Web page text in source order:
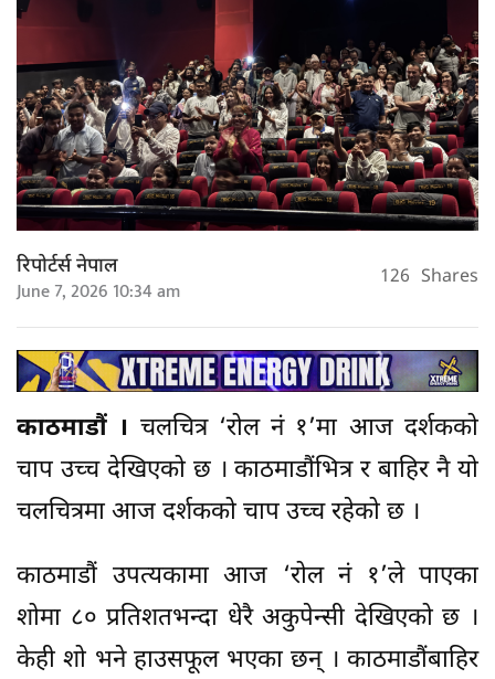
रिपोर्टर्स नेपाल
June 7, 2026 10:34 am 126 Shares
काठमाडौं । चलचित्र ‘रोल नं १’मा आज दर्शकको
चाप उच्च देखिएको छ । काठमाडौंभित्र र बाहिर नै यो
चलचित्रमा आज दर्शकको चाप उच्च रहेको छ ।
काठमाडौं उपत्यकामा आज ‘रोल नं १’ले पाएका
शोमा ८० प्रतिशतभन्दा धेरै अकुपेन्सी देखिएको छ ।
केही शो भने हाउसफूल भएका छन् । काठमाडौंबाहिर